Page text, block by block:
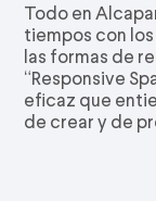
Todo en
tiempos con
las formas de
“Responsive
eficaz que
de crear y de